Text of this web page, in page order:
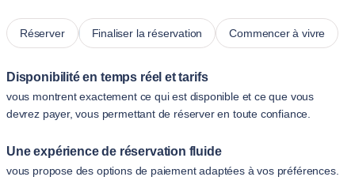
Réserver Finaliser la réservation Commencer à vivre
Disponibilité en temps réel et tarifs
vous montrent exactement ce qui est disponible et ce que vous
devrez payer, vous permettant de réserver en toute confiance.
Une expérience de réservation fluide
vous propose des options de paiement adaptées à vos préférences.